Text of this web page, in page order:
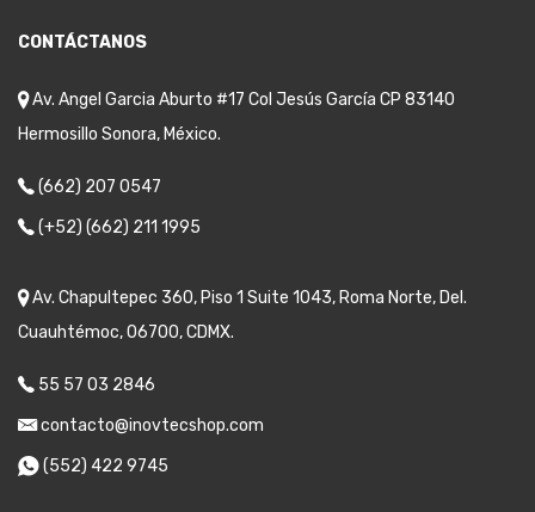
CONTÁCTANOS
Av. Angel Garcia Aburto #17 Col Jesús García CP 83140
Hermosillo Sonora, México.
(662) 207 0547
(+52) (662) 211 1995
Av. Chapultepec 360, Piso 1 Suite 1043, Roma Norte, Del.
Cuauhtémoc, 06700, CDMX.
55 57 03 2846
contacto@inovtecshop.com
(552) 422 9745